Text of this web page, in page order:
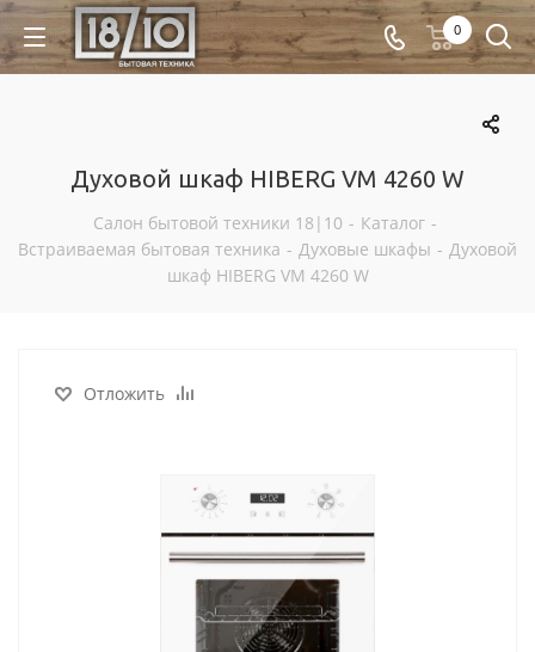
0
Духовой шкаф HIBERG VM 4260 W
Салон бытовой техники 18|10 - Каталог -
Встраиваемая бытовая техника - Духовые шкафы - Духовой
шкаф HIBERG VM 4260 W
Отложить